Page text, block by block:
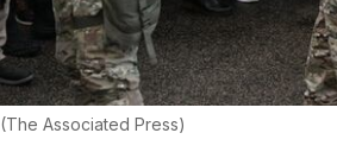
(The Associated Press)